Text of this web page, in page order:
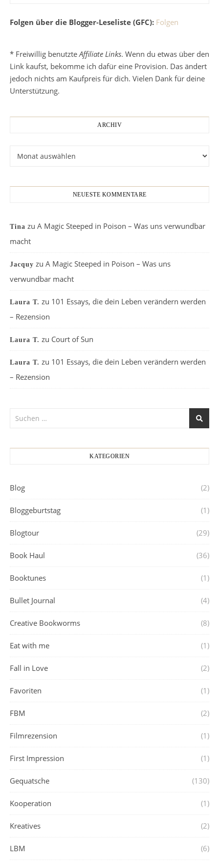
Folgen über die Blogger-Leseliste (GFC): Folgen
* Freiwillig benutzteAffiliate Links. Wenn du etwas über den
Link kaufst, bekomme ich dafür eine Provision. Das ändert
jedoch nichts am Kaufpreis für dich. Vielen Dank für deine
Unterstützung.
ARCHIV
NEUESTE KOMMENTARE
Tina zu A Magic Steeped in Poison – Was uns verwundbar
macht
Jacquy zu A Magic Steeped in Poison – Was uns
verwundbar macht
Laura T. zu 101 Essays, die dein Leben verändern werden
– Rezension
Laura T. zu Court of Sun
Laura T. zu 101 Essays, die dein Leben verändern werden
– Rezension
KATEGORIEN
Blog (2)
Bloggeburtstag (1)
Blogtour (29)
Book Haul (36)
Booktunes (1)
Bullet Journal (4)
Creative Bookworms (8)
Eat with me (1)
Fall in Love (2)
Favoriten (1)
FBM (2)
Filmrezension (1)
First Impression (1)
Gequatsche (130)
Kooperation (1)
Kreatives (2)
LBM (6)